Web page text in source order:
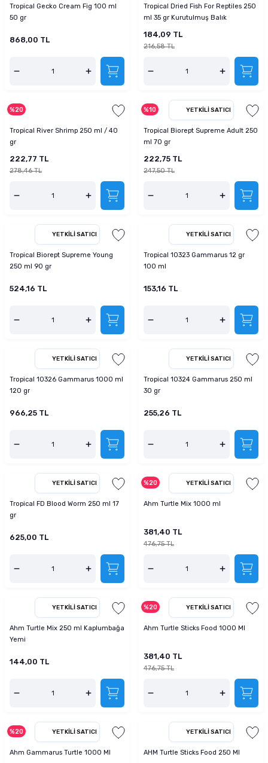
Tropical Gecko Cream Fig 100 ml
50 gr
868,00 TL
Tropical Dried Fish For Reptiles 250
ml 35 gr Kurutulmuş Balık
184,09 TL
216,58 TL
%20
Tropical River Shrimp 250 ml / 40
gr
222,77 TL
278,46 TL
%10 YETKILI SATICI
Tropical Biorept Supreme Adult 250
ml 70 gr
222,75 TL
247,50 TL
YETKILI SATICI
Tropical Biorept Supreme Young
250 ml 90 gr
524,16 TL
YETKILI SATICI
Tropical 10323 Gammarus 12 gr
100 ml
153,16 TL
YETKILI SATICI
Tropical 10326 Gammarus 1000 ml
120 gr
966,25 TL
YETKILI SATICI
Tropical 10324 Gammarus 250 ml
30 gr
255,26 TL
YETKILI SATICI
Tropical FD Blood Worm 250 ml 17
gr
625,00 TL
%20 YETKILI SATICI
Ahm Turtle Mix 1000 ml
381,40 TL
476,75 TL
YETKILI SATICI
Ahm Turtle Mix 250 ml Kaplumbağa
Yemi
144,00 TL
%20 YETKILI SATICI
Ahm Turtle Sticks Food 1000 Ml
381,40 TL
476,75 TL
%20 YETKILI SATICI
Ahm Gammarus Turtle 1000 Ml
YETKILI SATICI
AHM Turtle Sticks Food 250 Ml